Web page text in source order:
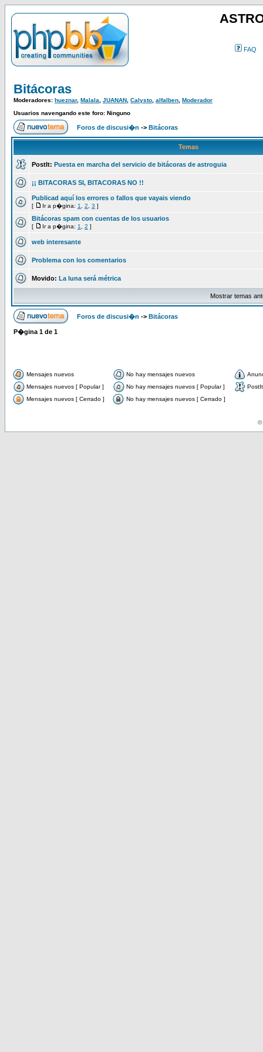
FAQ
Bitácoras
Moderadores: hueznar, Malala JUANAN Calysto alfalben Moderador
Usuarios navengando este foro: Ninguno
Foros de discusi�n -> Bitácoras
Temas
PostIt: Puesta en marcha del servicio de bitácoras de astroguia
¡¡ BITACORAS SI, BITACORAS NO !!
Publicad aquí los errores o fallos que vayais viendo
[ Ir a p�gina: 1 2 3 ]
Bitácoras spam con cuentas de los usuarios
[ Ir a p�gina: 1 2 ]
web interesante
Problema con los comentarios
Movido: La luna será métrica
Mostrar temas
Foros de discusi�n -> Bitácoras
P�gina 1 de 1
Mensajes nuevos No hay mensajes nuevos
Mensajes nuevos [ Popular ]
No hay mensajes nuevos [ Popular ]
PostIt
Mensajes nuevos [ Cerrado ]
No hay mensajes nuevos [ Cerrado ]
©